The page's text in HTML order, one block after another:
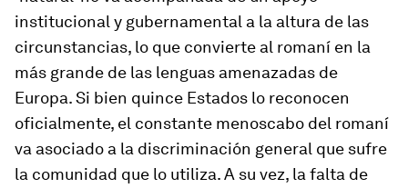
institucional y gubernamental a la altura de las
circunstancias, lo que convierte al romaní en la
más grande de las lenguas amenazadas de
Europa. Si bien quince Estados lo reconocen
oficialmente, el constante menoscabo del romaní
va asociado a la discriminación general que sufre
la comunidad que lo utiliza. A su vez, la falta de